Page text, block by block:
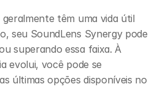
têm uma vida útil
seu SoundLens Synergy pode
superando essa faixa. À
evolui, você pode se
últimas opções disponíveis no